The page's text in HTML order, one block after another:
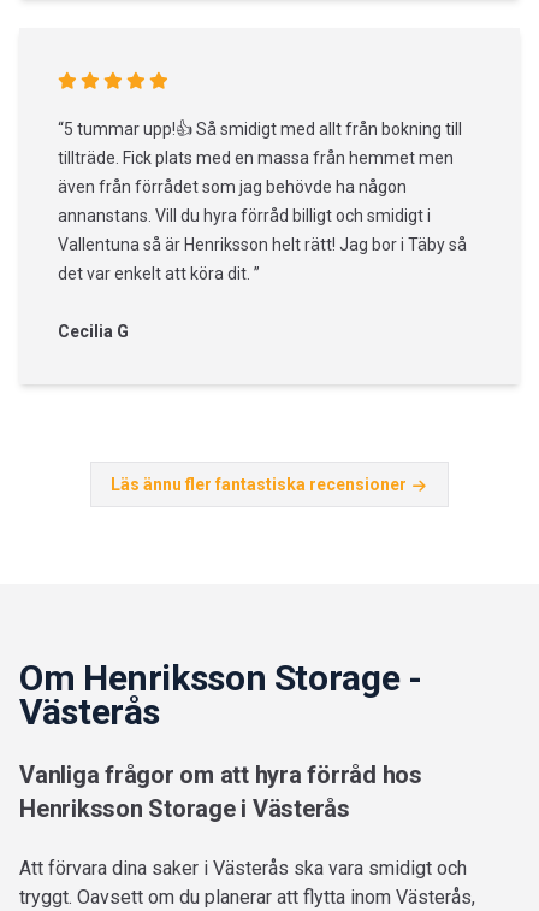
“5 tummar upp!👍 Så smidigt med allt från bokning till
tillträde. Fick plats med en massa från hemmet men
även från förrådet som jag behövde ha någon
annanstans. Vill du hyra förråd billigt och smidigt i
Vallentuna så är Henriksson helt rätt! Jag bor i Täby så
det var enkelt att köra dit. ”
Cecilia G
Läs ännu fler fantastiska recensioner
Om Henriksson Storage -
Västerås
Vanliga frågor om att hyra förråd hos
Henriksson Storage i Västerås
Att förvara dina saker i Västerås ska vara smidigt och
tryggt. Oavsett om du planerar att flytta inom Västerås,